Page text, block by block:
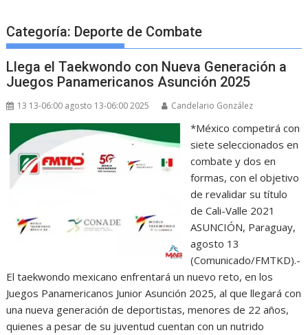
Categoría: Deporte de Combate
Llega el Taekwondo con Nueva Generación a
Juegos Panamericanos Asunción 2025
13 13-06:00 agosto 13-06:00 2025 Candelario González
*México competirá con
siete seleccionados en
combate y dos en
formas, con el objetivo
de revalidar su título
de Cali-Valle 2021
ASUNCIÓN, Paraguay,
agosto 13
(Comunicado/FMTKD).-
El taekwondo mexicano enfrentará un nuevo reto, en los
Juegos Panamericanos Junior Asunción 2025, al que llegará con
una nueva generación de deportistas, menores de 22 años,
quienes a pesar de su juventud cuentan con un nutrido